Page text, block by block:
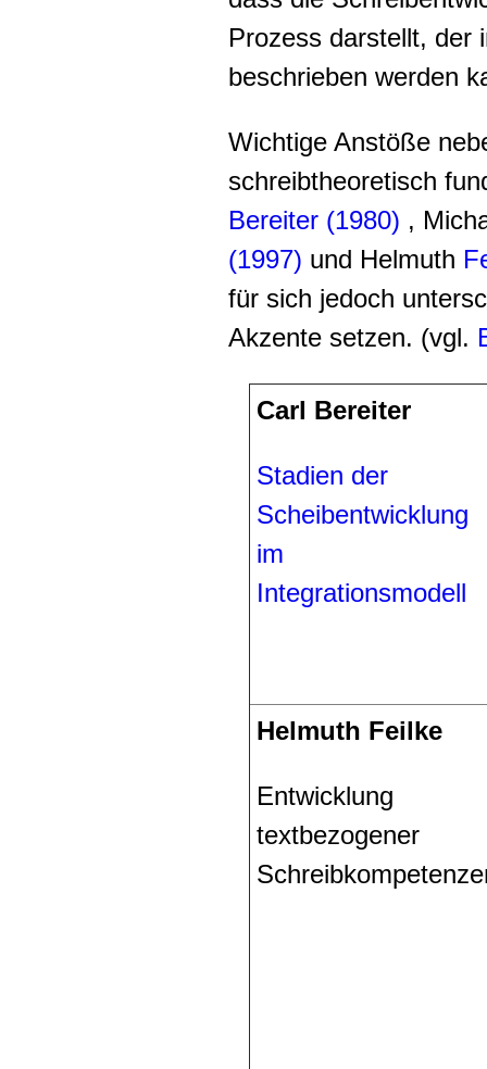
Prozess darstellt, der
beschrieben werden
Wichtige Anstöße
schreibtheoretisch
Bereiter (1980) ,
(1997) und Helmuth
für sich jedoch
Akzente setzen. (vgl.
Carl Bereiter
Stadien der
Scheibentwicklung
im
Integrationsmodell
Helmuth Feilke
Entwicklung
textbezogener